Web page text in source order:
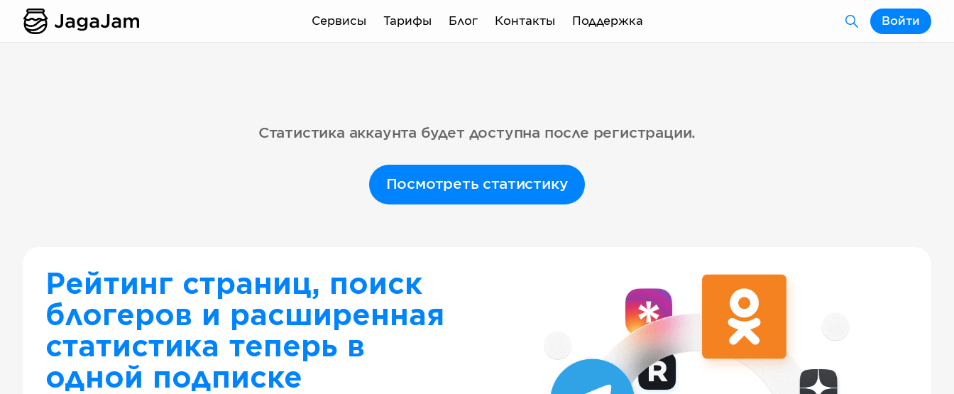
Сервисы Тарифы Блог Контакты Поддержка Войти
Статистика аккаунта будет доступна после регистрации.
Посмотреть статистику
Рейтинг страниц, поиск
блогеров и расширенная
статистика теперь в
одной подписке